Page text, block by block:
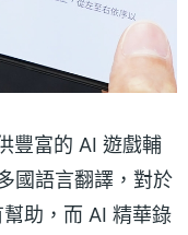
豐富的 AI 遊戲輔
國語言翻譯，對於
助，而 AI 精華錄